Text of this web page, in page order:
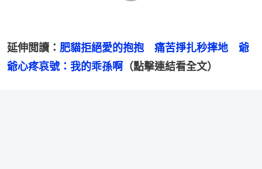
延伸閲讀： 肥貓拒絕愛的抱抱　痛苦掙扎秒摔地　爺
爺心疼哀號：我的乖孫啊 （點擊連結看全文）